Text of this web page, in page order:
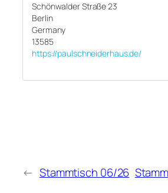
Schönwalder Straße 23
Berlin
Germany
13585
https://paulschneiderhaus.de/
← Stammtisch 06/26